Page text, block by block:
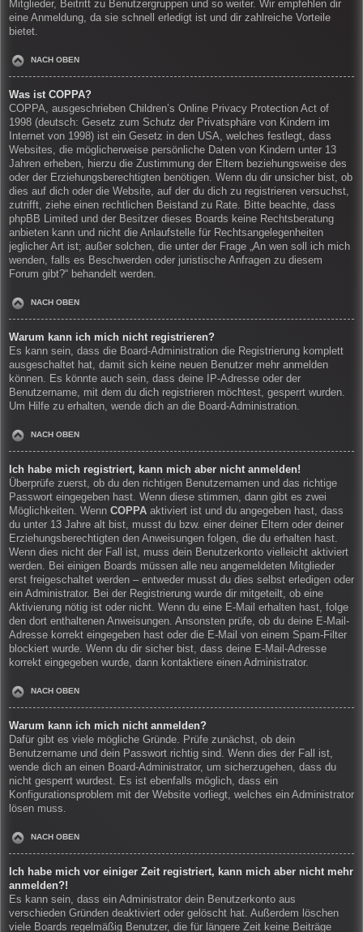
Mitglieder, Beitritt zu Benutzergruppen und so weiter. Wir empfehlen dir
eine Anmeldung, da sie schnell erledigt ist und dir zahlreiche Vorteile
bietet.
NACH OBEN
Was ist COPPA?
COPPA, ausgeschrieben Children’s Online Privacy Protection Act of
1998 (deutsch: Gesetz zum Schutz der Privatsphäre von Kindern im
Internet von 1998) ist ein Gesetz in den USA, welches festlegt, dass
Websites, die möglicherweise persönliche Daten von Kindern unter 13
Jahren erheben, hierzu die Zustimmung der Eltern beziehungsweise des
oder der Erziehungsberechtigten benötigen. Wenn du dir unsicher bist, ob
dies auf dich oder die Website, auf der du dich zu registrieren versuchst,
zutrifft, ziehe einen rechtlichen Beistand zu Rate. Bitte beachte, dass
phpBB Limited und der Besitzer dieses Boards keine Rechtsberatung
anbieten kann und nicht die Anlaufstelle für Rechtsangelegenheiten
jeglicher Art ist; außer solchen, die unter der Frage „An wen soll ich mich
wenden, falls es Beschwerden oder juristische Anfragen zu diesem
Forum gibt?“ behandelt werden.
NACH OBEN
Warum kann ich mich nicht registrieren?
Es kann sein, dass die Board-Administration die Registrierung komplett
ausgeschaltet hat, damit sich keine neuen Benutzer mehr anmelden
können. Es könnte auch sein, dass deine IP-Adresse oder der
Benutzername, mit dem du dich registrieren möchtest, gesperrt wurden.
Um Hilfe zu erhalten, wende dich an die Board-Administration.
NACH OBEN
Ich habe mich registriert, kann mich aber nicht anmelden!
Überprüfe zuerst, ob du den richtigen Benutzernamen und das richtige
Passwort eingegeben hast. Wenn diese stimmen, dann gibt es zwei
Möglichkeiten. Wenn COPPA aktiviert ist und du angegeben hast, dass
du unter 13 Jahre alt bist, musst du bzw. einer deiner Eltern oder deiner
Erziehungsberechtigten den Anweisungen folgen, die du erhalten hast.
Wenn dies nicht der Fall ist, muss dein Benutzerkonto vielleicht aktiviert
werden. Bei einigen Boards müssen alle neu angemeldeten Mitglieder
erst freigeschaltet werden – entweder musst du dies selbst erledigen oder
ein Administrator. Bei der Registrierung wurde dir mitgeteilt, ob eine
Aktivierung nötig ist oder nicht. Wenn du eine E-Mail erhalten hast, folge
den dort enthaltenen Anweisungen. Ansonsten prüfe, ob du deine E-Mail-
Adresse korrekt eingegeben hast oder die E-Mail von einem Spam-Filter
blockiert wurde. Wenn du dir sicher bist, dass deine E-Mail-Adresse
korrekt eingegeben wurde, dann kontaktiere einen Administrator.
NACH OBEN
Warum kann ich mich nicht anmelden?
Dafür gibt es viele mögliche Gründe. Prüfe zunächst, ob dein
Benutzername und dein Passwort richtig sind. Wenn dies der Fall ist,
wende dich an einen Board-Administrator, um sicherzugehen, dass du
nicht gesperrt wurdest. Es ist ebenfalls möglich, dass ein
Konfigurationsproblem mit der Website vorliegt, welches ein Administrator
lösen muss.
NACH OBEN
Ich habe mich vor einiger Zeit registriert, kann mich aber nicht mehr
anmelden?!
Es kann sein, dass ein Administrator dein Benutzerkonto aus
verschieden Gründen deaktiviert oder gelöscht hat. Außerdem löschen
viele Boards regelmäßig Benutzer, die für längere Zeit keine Beiträge